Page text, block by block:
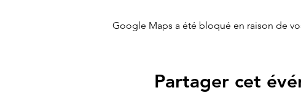
Google Maps a été bloqué en raison de
Partager cet